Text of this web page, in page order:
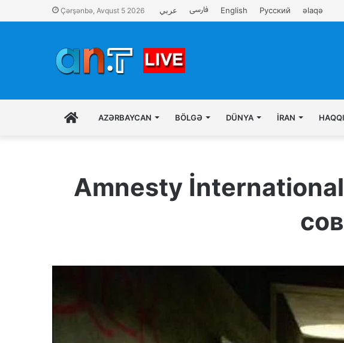
Çərşənbə, Avqust 5 2026 عربي فارسی English Русский əlaqə
İLK AZƏRBAYCAN BÖLGƏ DÜNYA İRAN
Amnesty İnternational